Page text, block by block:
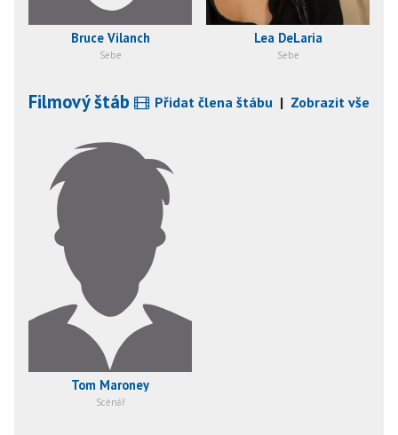
Bruce Vilanch
Sebe
Lea DeLaria
Sebe
Filmový štáb Přidat člena štábu | Zobrazit vše
Tom Maroney
Scénář